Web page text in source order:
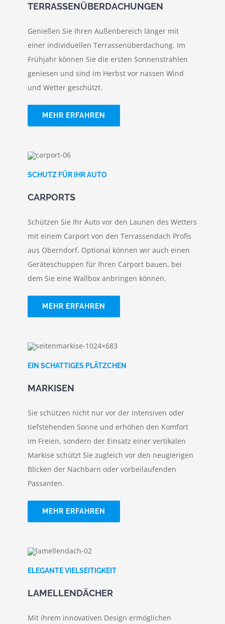
TERRASSENÜBERDACHUNGEN
Genießen Sie Ihren Außenbereich länger mit
einer individuellen Terrassenüberdachung. Im
Frühjahr können Sie die ersten Sonnenstrahlen
geniesen und sind im Herbst vor nassen Wind
und Wetter geschützt.
MEHR ERFAHREN
SCHUTZ FÜR IHR AUTO
CARPORTS
Schützen Sie Ihr Auto vor den Launen des Wetters
mit einem Carport von den Terrassendach Profis
aus Oberndorf. Optional können wir auch einen
Geräteschuppen für Ihren Carport bauen, bei
dem Sie eine Wallbox anbringen können.
MEHR ERFAHREN
EIN SCHATTIGES PLÄTZCHEN
MARKISEN
Sie schützen nicht nur vor der intensiven oder
tiefstehenden Sonne und erhöhen den Komfort
im Freien, sondern der Einsatz einer vertikalen
Markise schützt Sie zugleich vor den neugierigen
Blicken der Nachbarn oder vorbeilaufenden
Passanten.
MEHR ERFAHREN
ELEGANTE VIELSEITIGKEIT
LAMELLENDÄCHER
Mit ihrem innovativen Design ermöglichen